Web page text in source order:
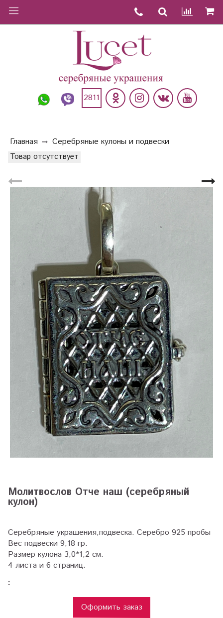
2811
Главная Серебряные кулоны и подвески
Товар отсутствует
Молитвослов Отче наш (серебряный
кулон)
Серебряные украшения,подвеска. Серебро 925 пробы
Вес подвески 9,18 гр.
Размер кулона 3,0*1,2 см.
4 листа и 6 страниц.
:
Оформить заказ